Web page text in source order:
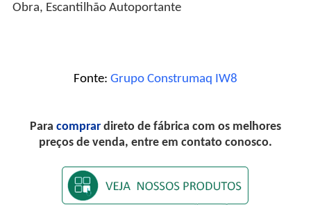
Obra, Escantilhão Autoportante
Fonte: Grupo Construmaq IW8
Para comprar direto de fábrica com os melhores
preços de venda, entre em contato conosco.